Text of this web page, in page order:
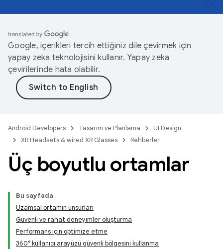
Google, içerikleri tercih ettiğiniz dile çevirmek için
yapay zeka teknolojisini kullanır. Yapay zeka
çevirilerinde hata olabilir.
Android Developers Tasarım ve Planlama
UI Design
XR Headsets & wired XR Glasses
Rehberler
Üç boyutlu ortamlar
Bu sayfada
Uzamsal ortamın unsurları
Güvenli ve rahat deneyimler oluşturma
Performans için optimize etme
360° kullanıcı arayüzü güvenli bölgesini kullanma